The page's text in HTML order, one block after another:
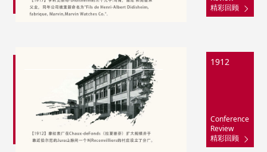
精彩回顾
1912
Conference
Review
精彩回顾